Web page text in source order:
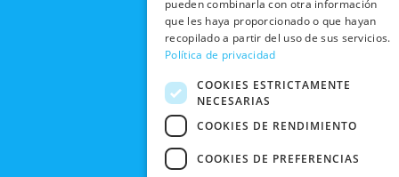
m
NUESTRAS
TIENDAS
BLACK
CONTACTO
Y CAMBIOS
CANCELAR
PEDIDO
DE COMPRA
pueden combinarla con otra información
que les haya proporcionado o que hayan
recopilado a partir del uso de sus servicios.
Política de privacidad
COOKIES ESTRICTAMENTE
NECESARIAS
COOKIES DE RENDIMIENTO
COOKIES DE PREFERENCIAS